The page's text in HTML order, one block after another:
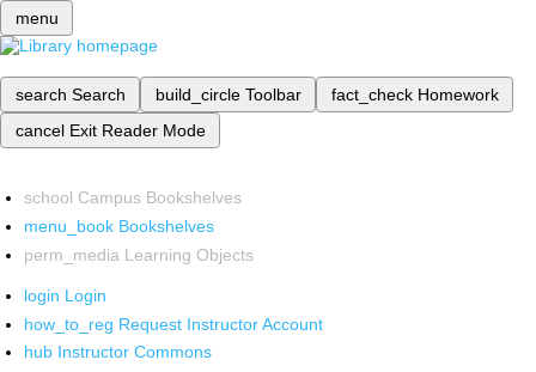
menu
search Search build_circle Toolbar fact_check Homework
cancel Exit Reader Mode
school Campus Bookshelves
menu_book Bookshelves
perm_media Learning Objects
login Login
how_to_reg Request Instructor Account
hub Instructor Commons